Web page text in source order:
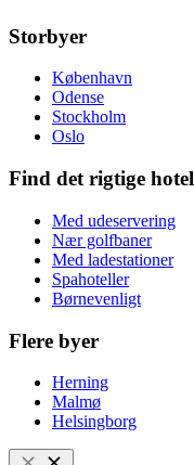
Storbyer
København
Odense
Stockholm
Oslo
Find det rigtige hotel
Med udeservering
Nær golfbaner
Med ladestationer
Spahoteller
Børnevenligt
Flere byer
Herning
Malmø
Helsingborg